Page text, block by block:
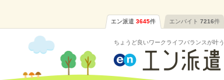
エン派遣 3645件 エンバイト 7216件
ちょうど良いワークライフバランスが叶う